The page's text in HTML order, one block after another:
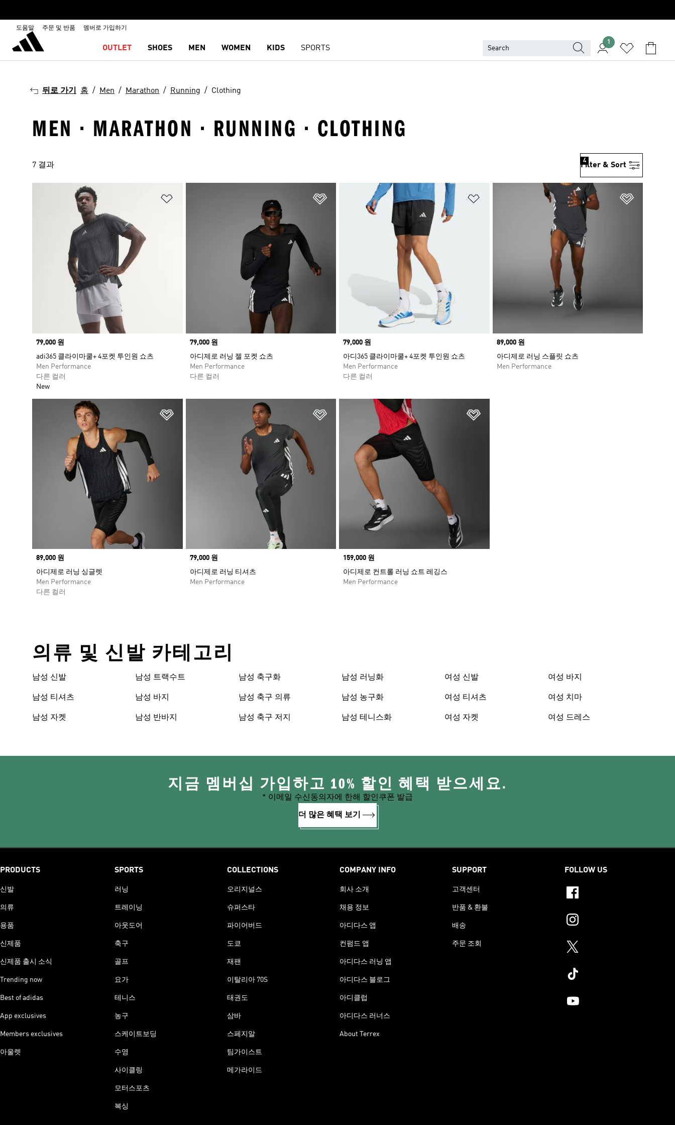
도움말 주문 및 반품 멤버로 가입하기
OUTLET SHOES MEN WOMEN KIDS SPORTS
1
뒤로 가기 홈 Men Marathon Running Clothing
MEN · MARATHON · RUNNING · CLOTHING
7 결과 Filter & Sort
4
Price
79,000 원
adi365 클라이마쿨+ 4포켓 투인원 쇼츠
Men Performance
다른 컬러
New
위시리스트 담기
Price
79,000 원
아디제로 러닝 젤 포켓 쇼츠
Men Performance
다른 컬러
Price
79,000 원
아디365 클라이마쿨+ 4포켓 투인원 쇼츠
Men Performance
다른 컬러
Price
89,000 원
아디제로 러닝 스플릿 쇼츠
Men Performance
Price
89,000 원
아디제로 러닝 싱글렛
Men Performance
다른 컬러
위시리스트 담기
Price
79,000 원
아디제로 러닝 티셔츠
Men Performance
Price
159,000 원
아디제로 컨트롤 러닝 쇼트 레깅스
Men Performance
의류 및 신발 카테고리
남성 신발
남성 티셔츠
남성 자켓
남성 트랙수트
남성 바지
남성 반바지
남성 축구화
남성 축구 의류
남성 축구 저지
남성 러닝화
남성 농구화
남성 테니스화
여성 신발
여성 티셔츠
여성 자켓
여성 바지
여성 치마
여성 드레스
지금 멤버십 가입하고 10% 할인 혜택 받으세요.
* 이메일 수신동의자에 한해 할인쿠폰 발급
더 많은 혜택 보기
PRODUCTS
신발
의류
용품
신제품
신제품 출시 소식
Trending now
Best of adidas
App exclusives
Members exclusives
아울렛
SPORTS
러닝
트레이닝
아웃도어
축구
골프
요가
테니스
농구
스케이트보딩
수영
사이클링
모터스포츠
복싱
COLLECTIONS
오리지널스
슈퍼스타
파이어버드
도쿄
재팬
이탈리아 70S
태권도
삼바
스페지알
팀가이스트
메가라이드
COMPANY INFO
회사 소개
채용 정보
아디다스 앱
컨펌드 앱
아디다스 러닝 앱
아디다스 블로그
아디클럽
아디다스 러너스
About Terrex
SUPPORT
고객센터
반품 & 환불
배송
주문 조회
FOLLOW US